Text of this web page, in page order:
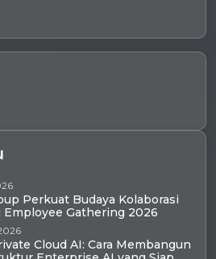
Perkuat Budaya Kolaborasi
Employee Gathering 2026
Cloud AI: Cara Membangun